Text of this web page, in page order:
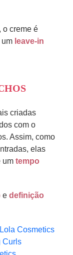
o creme é
um leave-in
criadas
com o
Assim, como
elas
um tempo
e definição
Cosmetics
Curls